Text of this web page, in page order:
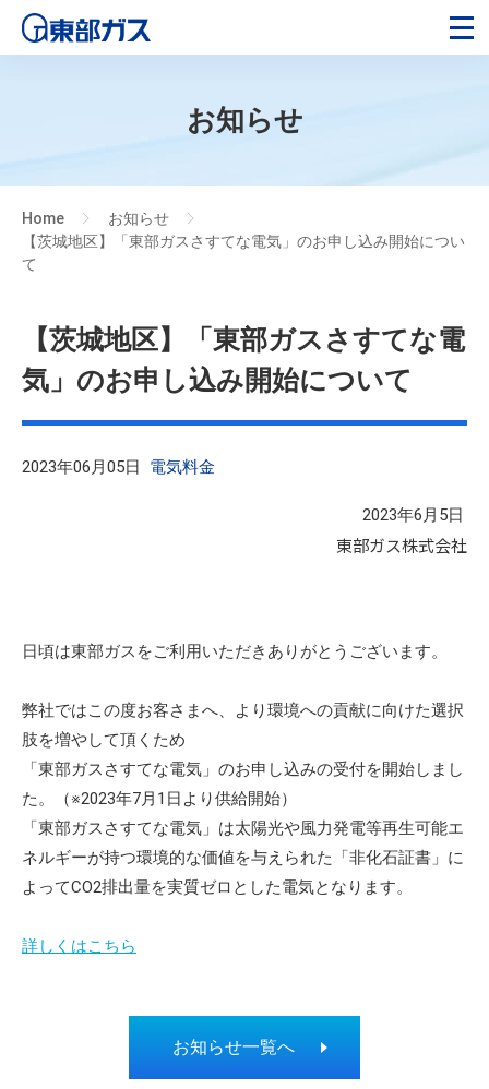
お知らせ
Home お知らせ
【茨城地区】「東部ガスさすてな電気」のお申し込み開始につい
て
【茨城地区】「東部ガスさすてな電
気」のお申し込み開始について
2023年06月05日 電気料金
2023年6月5日
東部ガス株式会社
日頃は東部ガスをご利用いただきありがとうございます。
弊社ではこの度お客さまへ、より環境への貢献に向けた選択
肢を増やして頂くため
「東部ガスさすてな電気」のお申し込みの受付を開始しまし
た。（※2023年7月1日より供給開始）
「東部ガスさすてな電気」は太陽光や風力発電等再生可能エ
ネルギーが持つ環境的な価値を与えられた「非化石証書」に
よってCO2排出量を実質ゼロとした電気となります。
詳しくはこちら
お知らせ一覧へ